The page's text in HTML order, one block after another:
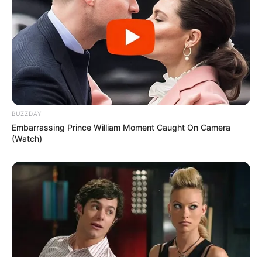
BUZZDAY
Embarrassing Prince William Moment Caught On Camera
(Watch)